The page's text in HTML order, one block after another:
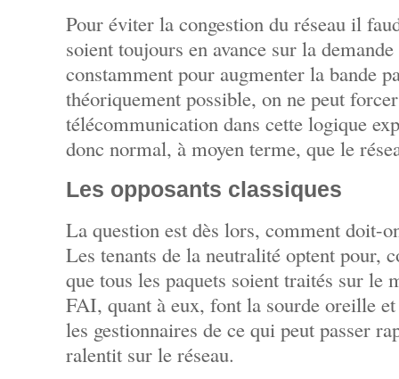
Pour éviter la congestion du réseau il
soient toujours en avance sur la
constamment pour augmenter la bande
théoriquement possible, on ne peut
télécommunication dans cette logique
donc normal, à moyen terme, que le
Les opposants classiques
La question est dès lors, comment doit-
Les tenants de la neutralité optent pour,
que tous les paquets soient traités sur le
FAI, quant à eux, font la sourde oreille
les gestionnaires de ce qui peut passer
ralentit sur le réseau.